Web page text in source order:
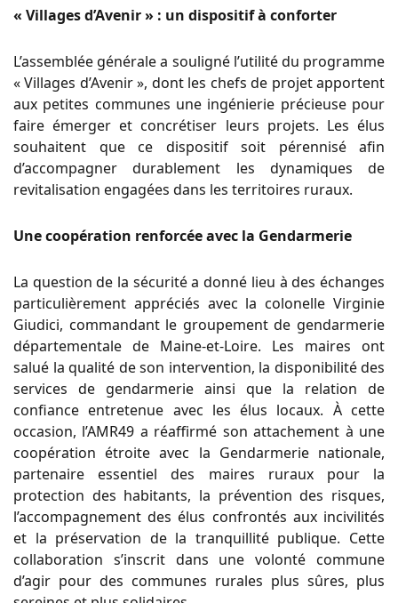
« Villages d’Avenir » : un dispositif à conforter
L’assemblée générale a souligné l’utilité du programme
« Villages d’Avenir », dont les chefs de projet apportent
aux petites communes une ingénierie précieuse pour
faire émerger et concrétiser leurs projets. Les élus
souhaitent que ce dispositif soit pérennisé afin
d’accompagner durablement les dynamiques de
revitalisation engagées dans les territoires ruraux.
Une coopération renforcée avec la Gendarmerie
La question de la sécurité a donné lieu à des échanges
particulièrement appréciés avec la colonelle Virginie
Giudici, commandant le groupement de gendarmerie
départementale de Maine-et-Loire. Les maires ont
salué la qualité de son intervention, la disponibilité des
services de gendarmerie ainsi que la relation de
confiance entretenue avec les élus locaux. À cette
occasion, l’AMR49 a réaffirmé son attachement à une
coopération étroite avec la Gendarmerie nationale,
partenaire essentiel des maires ruraux pour la
protection des habitants, la prévention des risques,
l’accompagnement des élus confrontés aux incivilités
et la préservation de la tranquillité publique. Cette
collaboration s’inscrit dans une volonté commune
d’agir pour des communes rurales plus sûres, plus